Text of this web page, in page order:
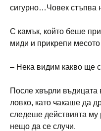
сигурно…Човек
С камък, който беше
миди и прикрепи месото
– Нека видим какво ще
После хвърли въдицата
ловко, като чакаше да
следеше действията
нещо да се случи.